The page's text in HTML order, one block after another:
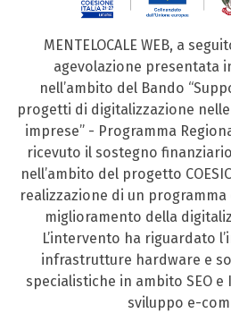
MENTELOCALE WEB, a
agevolazione presentata
nell’ambito del Bando
progetti di digitalizzazione
imprese” - Programma
ricevuto il sostegno
nell’ambito del progetto
realizzazione di un
miglioramento della
L’intervento ha riguardato
infrastrutture hardware e
specialistiche in ambito SEO
sviluppo e-